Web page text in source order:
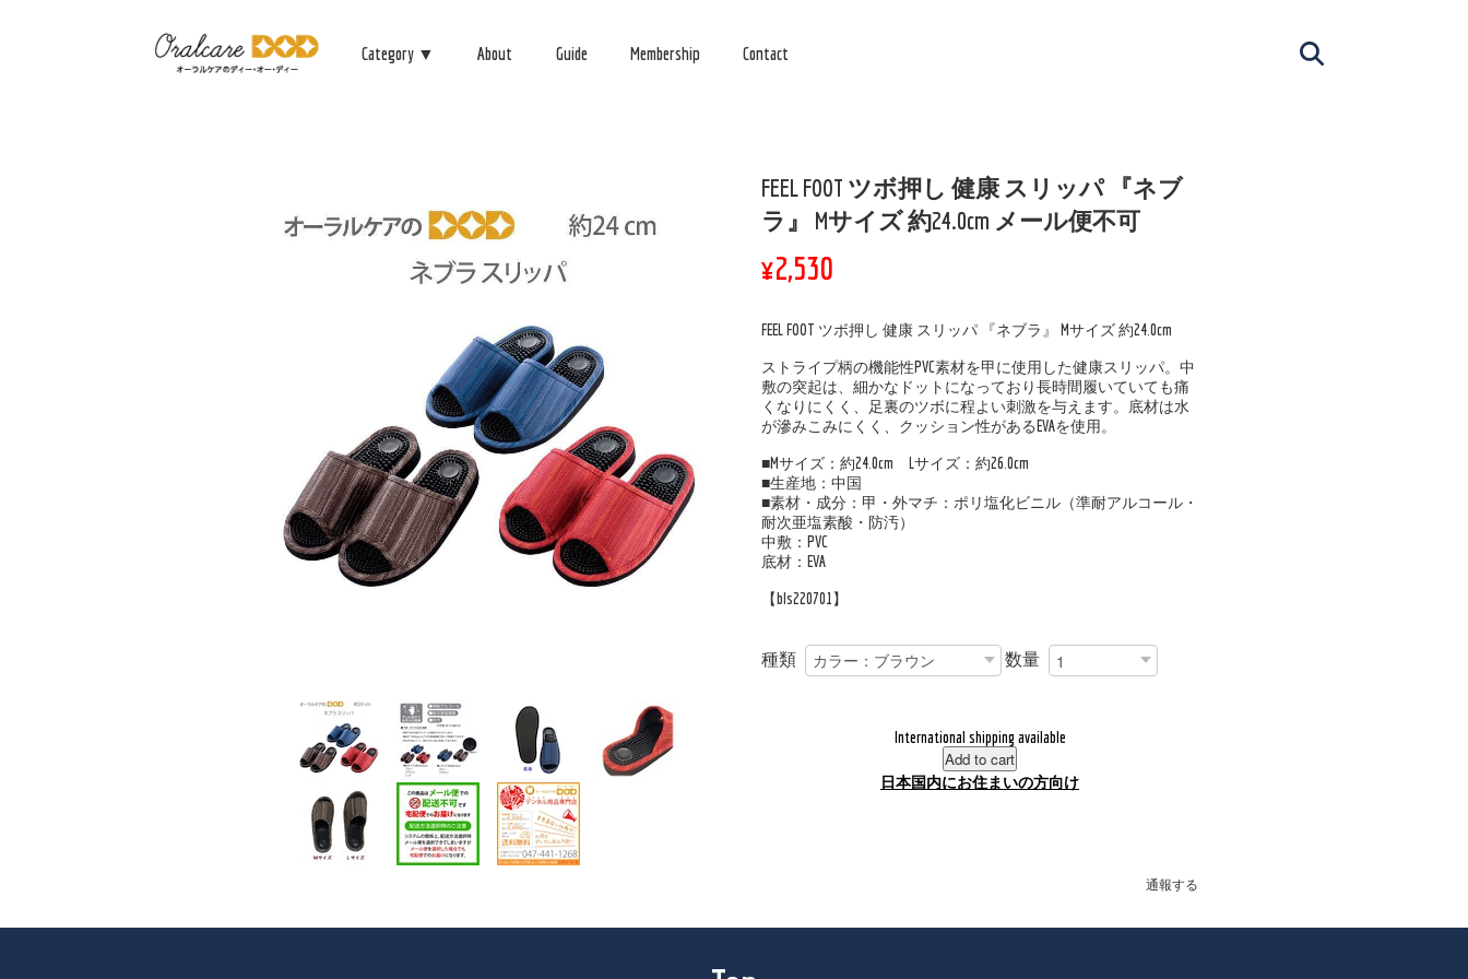
Category ▼ About Guide Membership Contact
FEEL FOOT ツボ押し 健康 スリッパ 『ネブ
ラ』 Mサイズ 約24.0cm メール便不可
¥2,530
FEEL FOOT ツボ押し 健康 スリッパ 『ネブラ』 Mサイズ 約24.0cm
ストライプ柄の機能性PVC素材を甲に使用した健康スリッパ。中
敷の突起は、細かなドットになっており長時間履いていても痛
くなりにくく、足裏のツボに程よい刺激を与えます。底材は水
が滲みこみにくく、クッション性があるEVAを使用。
■Mサイズ：約24.0cm Lサイズ：約26.0cm
■生産地：中国
■素材・成分：甲・外マチ：ポリ塩化ビニル（準耐アルコール・
耐次亜塩素酸・防汚）
中敷：PVC
底材：EVA
【bls220701】
種類 数量
International shipping available
Add to cart
日本国内にお住まいの方向け
通報する